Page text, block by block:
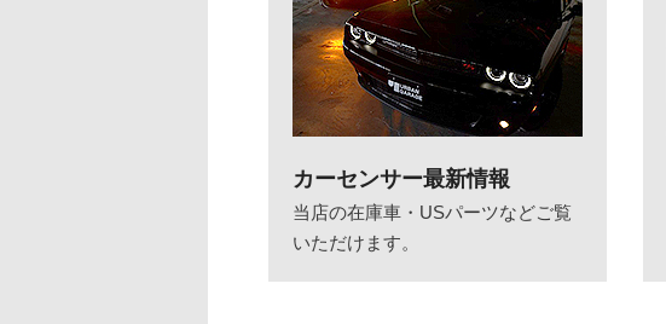
カーセンサー最新情報
当店の在庫車・USパーツなどご覧
いただけます。